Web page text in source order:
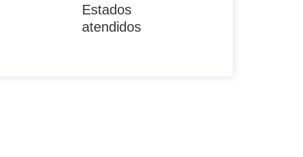
Estados
atendidos